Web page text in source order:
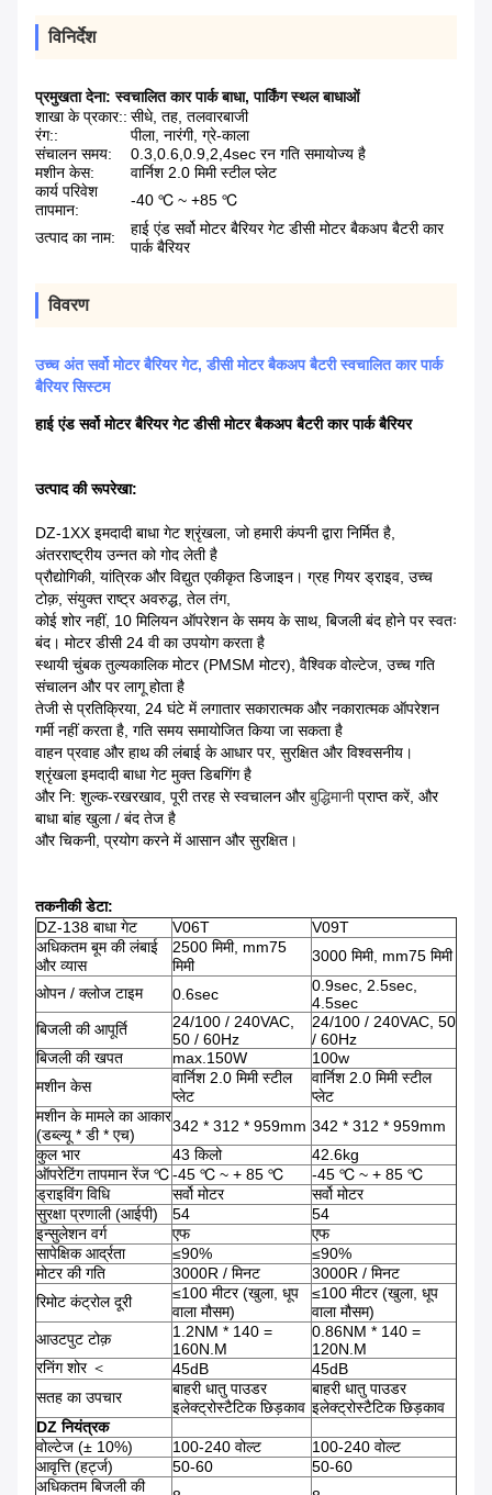
विनिर्देश
प्रमुखता देना:स्वचालित कार पार्क बाधा,पार्किंग स्थल बाधाओं
शाखा के प्रकार:: सीधे, तह, तलवारबाजी
रंग::
पीला, नारंगी, ग्रे-काला
संचालन समय:
0.3,0.6,0.9,2,4sec रन गति समायोज्य है
मशीन केस:
वार्निश 2.0 मिमी स्टील प्लेट
कार्य परिवेश
तापमान:
-40 ℃ ~ +85 ℃
उत्पाद का नाम:
हाई एंड सर्वो मोटर बैरियर गेट डीसी मोटर बैकअप बैटरी कार
पार्क बैरियर
विवरण
उच्च अंत सर्वो मोटर बैरियर गेट, डीसी मोटर बैकअप बैटरी स्वचालित कार पार्क
बैरियर सिस्टम
हाई एंड सर्वो मोटर बैरियर गेट डीसी मोटर बैकअप बैटरी कार पार्क बैरियर
उत्पाद की रूपरेखा:
DZ-1XX इमदादी बाधा गेट श्रृंखला, जो हमारी कंपनी द्वारा निर्मित है,
अंतरराष्ट्रीय उन्नत को गोद लेती है
प्रौद्योगिकी, यांत्रिक और विद्युत एकीकृत डिजाइन। ग्रह गियर ड्राइव, उच्च
टोक़, संयुक्त राष्ट्र अवरुद्ध, तेल तंग,
कोई शोर नहीं, 10 मिलियन ऑपरेशन के समय के साथ, बिजली बंद होने पर स्वतः
बंद। मोटर डीसी 24 वी का उपयोग करता है
स्थायी चुंबक तुल्यकालिक मोटर (PMSM मोटर), वैश्विक वोल्टेज, उच्च गति
संचालन और पर लागू होता है
तेजी से प्रतिक्रिया, 24 घंटे में लगातार सकारात्मक और नकारात्मक ऑपरेशन
गर्मी नहीं करता है, गति समय समायोजित किया जा सकता है
वाहन प्रवाह और हाथ की लंबाई के आधार पर, सुरक्षित और विश्वसनीय।
श्रृंखला इमदादी बाधा गेट मुक्त डिबगिंग है
और नि: शुल्क-रखरखाव, पूरी तरह से स्वचालन औरबुद्धिमानीप्राप्त करें, और
बाधा बांह खुला / बंद तेज है
और चिकनी, प्रयोग करने में आसान और सुरक्षित।
तकनीकी डेटा:
DZ-138 बाधा गेट
V06T
V09T
अधिकतम बूम की लंबाई
और व्यास
2500 मिमी, mm75
मिमी
3000 मिमी, mm75 मिमी
ओपन / क्लोज टाइम 0.6sec
0.9sec, 2.5sec,
4.5sec
बिजली की आपूर्ति
24/100 / 240VAC,
50 / 60Hz
24/100 / 240VAC, 50
/ 60Hz
बिजली की खपत
max.150W
100w
मशीन केस
वार्निश 2.0 मिमी स्टील
प्लेट
वार्निश 2.0 मिमी स्टील
प्लेट
मशीन के मामले का आकार
(डब्ल्यू * डी * एच)
342 * 312 * 959mm 342 * 312 * 959mm
कुल भार
43 किलो
42.6kg
ऑपरेटिंग तापमान रेंज ℃-45 ℃ ~ + 85 ℃
-45 ℃ ~ + 85 ℃
ड्राइविंग विधि
सर्वो मोटर
सर्वो मोटर
सुरक्षा प्रणाली (आईपी)
54
54
इन्सुलेशन वर्ग
एफ
एफ
सापेक्षिक आर्द्रता
≤90%
≤90%
मोटर की गति
3000R / मिनट
3000R / मिनट
रिमोट कंट्रोल दूरी
≤100 मीटर (खुला, धूप
वाला मौसम)
≤100 मीटर (खुला, धूप
वाला मौसम)
आउटपुट टोक़
1.2NM * 140 =
160N.M
0.86NM * 140 =
120N.M
रनिंग शोर ＜
45dB
45dB
सतह का उपचार
बाहरी धातु पाउडर
इलेक्ट्रोस्टैटिक छिड़काव
बाहरी धातु पाउडर
इलेक्ट्रोस्टैटिक छिड़काव
DZ नियंत्रक
वोल्टेज (± 10%)
100-240 वोल्ट
100-240 वोल्ट
आवृत्ति (हर्ट्ज)
50-60
50-60
अधिकतम बिजली की